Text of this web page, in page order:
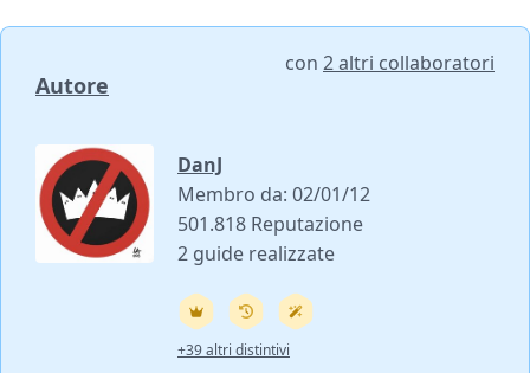
Autore
con 2 altri collaboratori
DanJ
Membro da: 02/01/12
501.818 Reputazione
2 guide realizzate
+39 altri distintivi